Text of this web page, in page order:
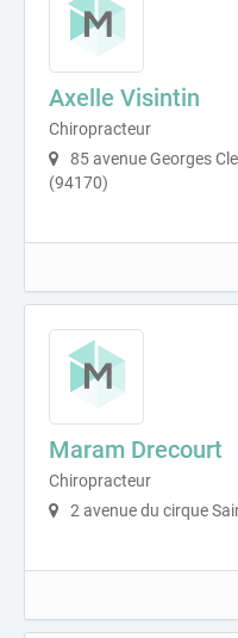
Axelle Visintin
Chiropracteur
85 avenue Georges
(94170)
Maram Drecourt
Chiropracteur
2 avenue du cirque